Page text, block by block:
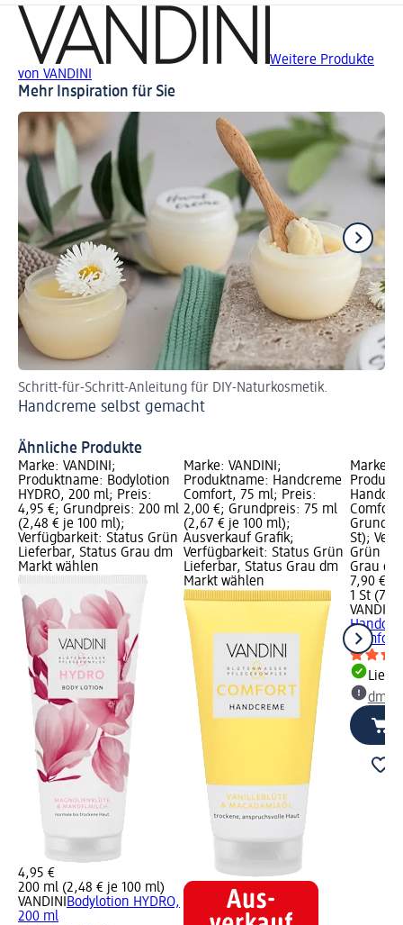
Weitere Produkte
von VANDINI
Mehr Inspiration für Sie
Schritt-für-Schritt-Anleitung für DIY-Naturkosmetik.
Handcreme selbst gemacht
Ähnliche Produkte
Marke: VANDINI;
Produktname: Bodylotion
HYDRO, 200 ml; Preis:
4,95 €; Grundpreis: 200 ml
(2,48 € je 100 ml);
Verfügbarkeit: Status Grün
Lieferbar, Status Grau dm
Markt wählen
4,95 €
200 ml (2,48 € je 100 ml)
VANDINI Bodylotion HYDRO,
200 ml
Marke: VANDINI;
Produktname: Handcreme
Comfort, 75 ml; Preis:
2,00 €; Grundpreis: 75 ml
(2,67 € je 100 ml);
Ausverkauf Grafik;
Verfügbarkeit: Status Grün
Lieferbar, Status Grau dm
Markt wählen
Marke:
St);
Grün
Grau
7,90 €
1 St
VANDINI
dm